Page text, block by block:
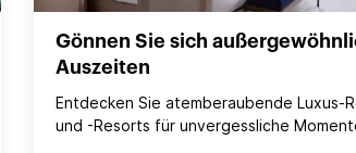
Gönnen Sie sich
Auszeiten
Entdecken Sie atemberaubende Luxus-
und -Resorts für unvergessliche